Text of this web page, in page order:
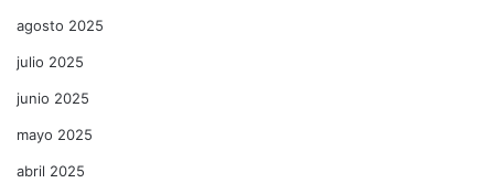
agosto 2025
julio 2025
junio 2025
mayo 2025
abril 2025